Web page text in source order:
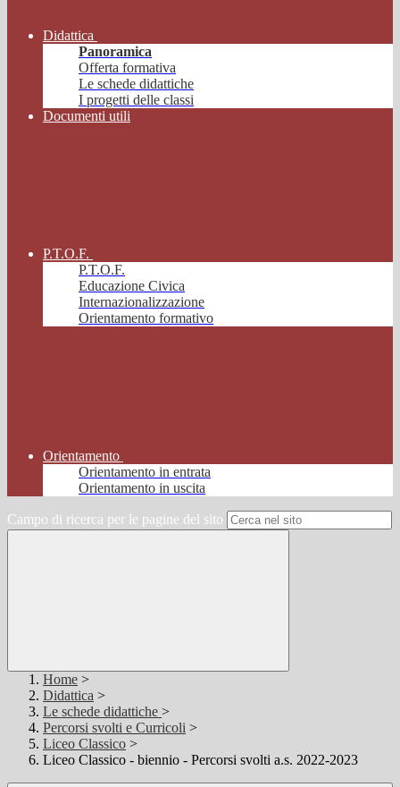
Didattica
Panoramica
Offerta formativa
Le schede didattiche
I progetti delle classi
Documenti utili
P.T.O.F.
P.T.O.F.
Educazione Civica
Internazionalizzazione
Orientamento formativo
Orientamento
Orientamento in entrata
Orientamento in uscita
Campo di ricerca per le pagine del sito
Home >
Didattica >
Le schede didattiche >
Percorsi svolti e Curricoli >
Liceo Classico >
Liceo Classico - biennio - Percorsi svolti a.s. 2022-2023